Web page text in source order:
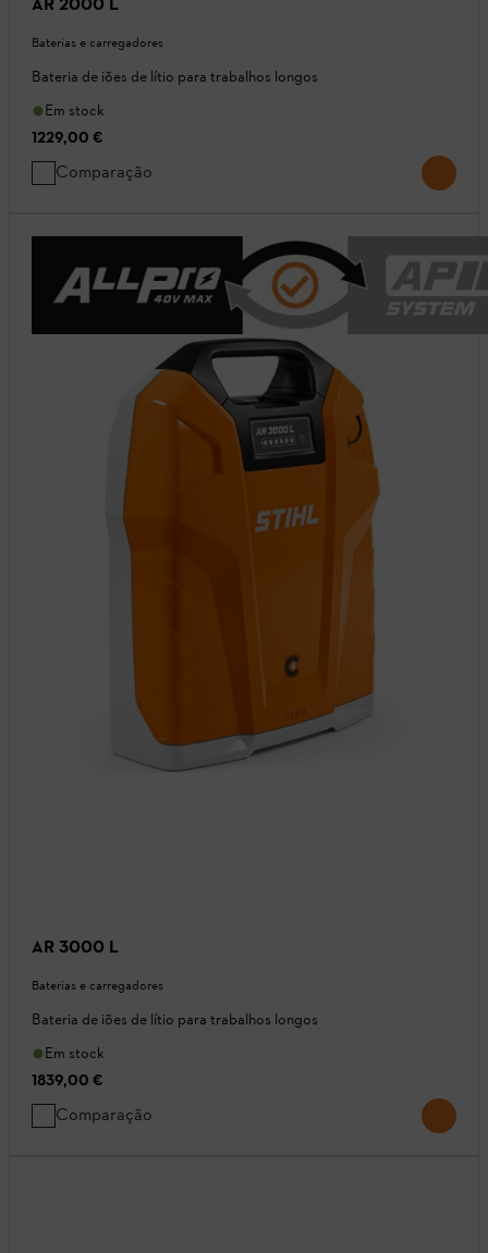
AR 2000 L
Baterias e carregadores
Bateria de iões de lítio para trabalhos longos
Em stock
1229,00 €
Comparação
AR 3000 L
Baterias e carregadores
Bateria de iões de lítio para trabalhos longos
Em stock
1839,00 €
Comparação